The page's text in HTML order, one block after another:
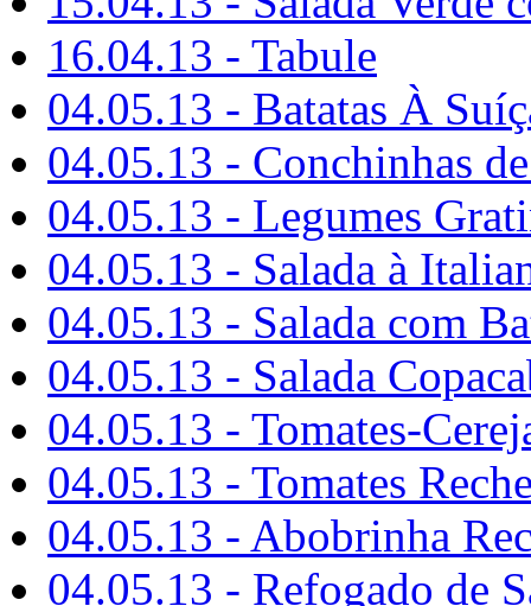
16.04.13 - Tabule
04.05.13 - Batatas À
04.05.13 - Conchinhas
04.05.13 - Legumes
04.05.13 - Salada à
04.05.13 - Salada com
04.05.13 - Salada
04.05.13 - Tomates-
04.05.13 - Tomates
04.05.13 - Abobrinha
04.05.13 - Refogado de